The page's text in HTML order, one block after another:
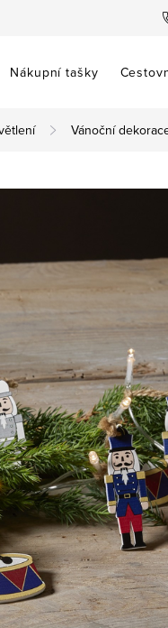
Nákupní tašky
Vánoční